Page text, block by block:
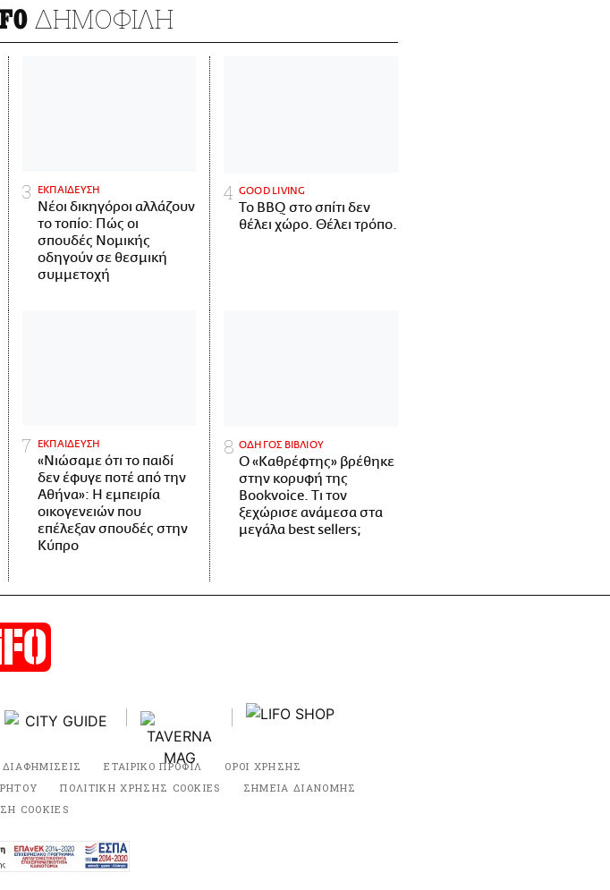
ΔΗΜΟΦΙΛΗ
ΕΚΠΑΙΔΕΥΣΗ
Νέοι δικηγόροι αλλάζουν
το τοπίο: Πώς οι
σπουδές Νομικής
οδηγούν σε θεσμική
συμμετοχή
GOOD LIVING
Το BBQ στο σπίτι δεν
θέλει χώρο. Θέλει τρόπο.
ΕΚΠΑΙΔΕΥΣΗ
«Νιώσαμε ότι το παιδί
δεν έφυγε ποτέ από την
Αθήνα»: Η εμπειρία
οικογενειών που
επέλεξαν σπουδές στην
Κύπρο
ΟΔΗΓΟΣ ΒΙΒΛΙΟΥ
Ο «Καθρέφτης» βρέθηκε
στην κορυφή της
Bookvoice. Τι τον
ξεχώρισε ανάμεσα στα
μεγάλα best sellers;
ΔΙΑΦΗΜΙΣΕΙΣ ΕΤΑΙΡΙΚΟ ΠΡΟΦΙΛ
ΟΡΟΙ ΧΡΗΣΗΣ
ΠΟΛΙΤΙΚΗ ΧΡΗΣΗΣ COOKIES
ΣΗΜΕΙΑ ΔΙΑΝΟΜΗΣ
COOKIES